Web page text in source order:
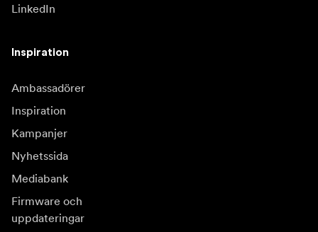
LinkedIn
Inspiration
Ambassadörer
Inspiration
Kampanjer
Nyhetssida
Mediabank
Firmware och
uppdateringar